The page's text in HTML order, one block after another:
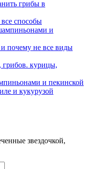
способы
и
почему не все виды
и пекинской
и кукурузой
звездочкой,